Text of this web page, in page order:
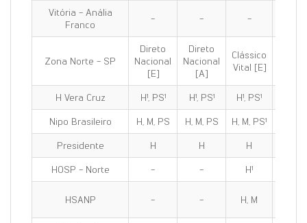
Vitória - Anália
Franco
- - -
Zona Norte - SP
Direto
Nacional
[E]
Direto
Nacional
[A]
Clássico
Vital [E]
H Vera Cruz H¹, PS¹ H¹, PS¹ H¹, PS¹
Nipo Brasileiro
H, M, PS H, M, PS H, M, PS¹
Presidente
H H H
HOSP - Norte
- - H¹
HSANP - - H, M